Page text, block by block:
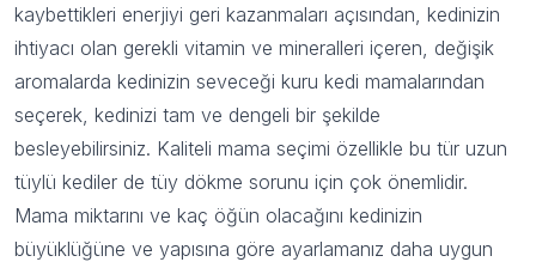
kaybettikleri enerjiyi geri kazanmaları açısından, kedinizin
ihtiyacı olan gerekli vitamin ve mineralleri içeren, değişik
aromalarda kedinizin seveceği kuru kedi mamalarından
seçerek, kedinizi tam ve dengeli bir şekilde
besleyebilirsiniz. Kaliteli mama seçimi özellikle bu tür uzun
tüylü kediler de tüy dökme sorunu için çok önemlidir.
Mama miktarını ve kaç öğün olacağını kedinizin
büyüklüğüne ve yapısına göre ayarlamanız daha uygun